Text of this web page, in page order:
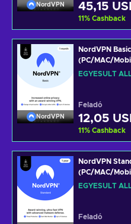
NordVPN 45,15
11% Cashback
NordVPN
NordVPN
(PC/MAC/
Software
EGYESÜLT
Feladó
12,05
11% Cashback
NordVPN
(PC/MAC/
Software
EGYESÜLT
Feladó